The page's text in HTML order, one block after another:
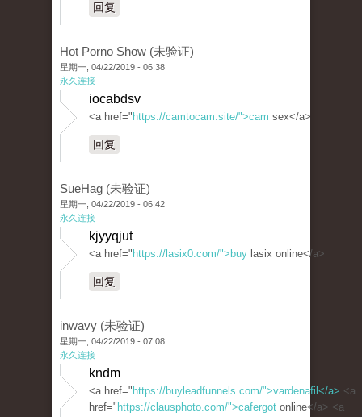
回复
Hot Porno Show (未验证)
星期一, 04/22/2019 - 06:38
永久连接
iocabdsv
<a href=" https://camtocam.site/">cam sex</a>
回复
SueHag (未验证)
星期一, 04/22/2019 - 06:42
永久连接
kjyyqjut
<a href=" https://lasix0.com/">buy lasix online</a>
回复
inwavy (未验证)
星期一, 04/22/2019 - 07:08
永久连接
kndm
<a href=" https://buyleadfunnels.com/">vardenafil</a> <a
href=" https://clausphoto.com/">cafergot online</a> <a